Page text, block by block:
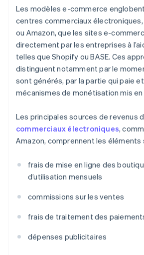
Les modèles e-commerce
centres commerciaux
ou Amazon, que les sites e-
directement par les entreprises à
telles que Shopify ou BASE. Ces
distinguent notamment par le
sont générés, par la partie qui paie
mécanismes de monétisation mis
Les principales sources de revenus
commerciaux électroniques,
Amazon, comprennent les éléments
frais de mise en ligne des
d’utilisation mensuels
commissions sur les ventes
frais de traitement des
dépenses publicitaires